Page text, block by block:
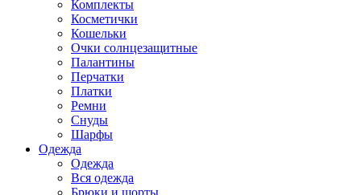
Комплекты
Косметички
Кошельки
Очки солнцезащитные
Палантины
Перчатки
Платки
Ремни
Снуды
Шарфы
Одежда
Одежда
Вся одежда